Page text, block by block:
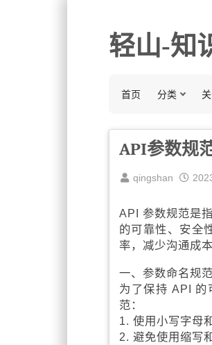
轻山-知
首页 分类
API参数规
qingshan
API 参数规范是
的可靠性、安全
率，减少沟通成
一、参数命名规范
为了保持 API 的
范：
1. 使用小写字母
2. 避免使用缩写